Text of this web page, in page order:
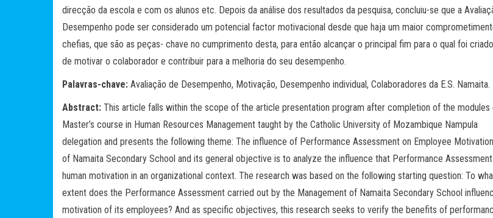
direcção da escola e com os alunos etc. Depois da análise dos resultados da pesquisa, concluiu-se que a
Desempenho pode ser considerado um potencial factor motivacional desde que haja um maior
chefias, que são as peças- chave no cumprimento desta, para então alcançar o principal fim para o qual foi
de motivar o colaborador e contribuir para a melhoria do seu desempenho.
Palavras-chave: Avaliação de Desempenho, Motivação, Desempenho individual, Colaboradores da E.S. Namaita.
Abstract: This article falls within the scope of the article presentation program after completion of the modules
Master’s course in Human Resources Management taught by the Catholic University of Mozambique Nampula
delegation and presents the following theme: The influence of Performance Assessment on Employee
of Namaita Secondary School and its general objective is to analyze the influence that Performance Assessment
human motivation in an organizational context. The research was based on the following starting question: To
extent does the Performance Assessment carried out by the Management of Namaita Secondary School
motivation of its employees? And as specific objectives, this research seeks to verify the benefits of